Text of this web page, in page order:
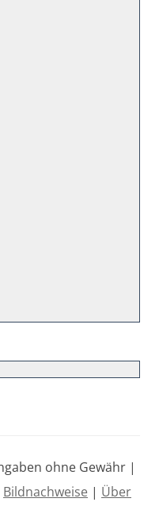
ohne Gewähr |
Bildnachweise | Über